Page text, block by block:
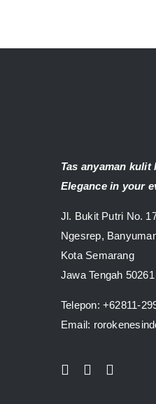
Tas anyaman
Elegance in your
Jl. Bukit Putri No.
Ngesrep,
Kota Semarang
Jawa Tengah 50261
Telepon:+62811-
Email: